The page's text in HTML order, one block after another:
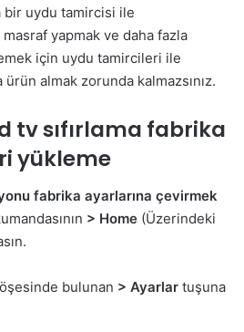
bir uydu tamircisi ile
yapmak ve daha fazla
için uydu tamircileri ile
almak zorunda kalmazsınız.
tv sıfırlama fabrika
yükleme
fabrika ayarlarına çevirmek
> Home (Üzerindeki
bulunan > Ayarlar tuşuna